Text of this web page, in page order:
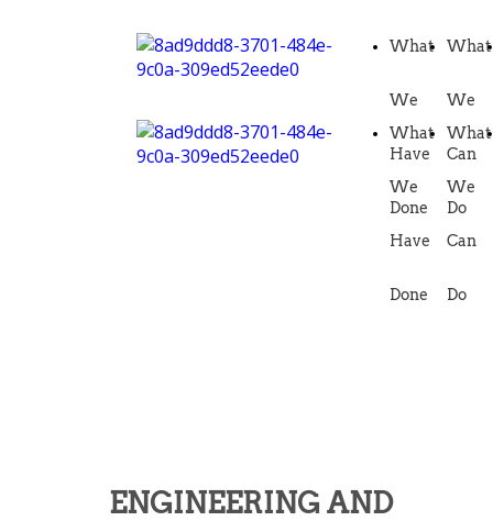
What
We
Have
Done
What
We
Can
Do
What
We
Have
Done
What
We
Can
Do
ENGINEERING AND